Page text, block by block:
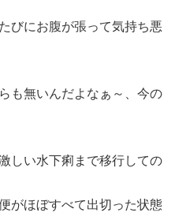
びにお腹が張って気持ち悪
も無いんだよなぁ～、今の
しい水下痢まで移行しての
がほぼすべて出切った状態